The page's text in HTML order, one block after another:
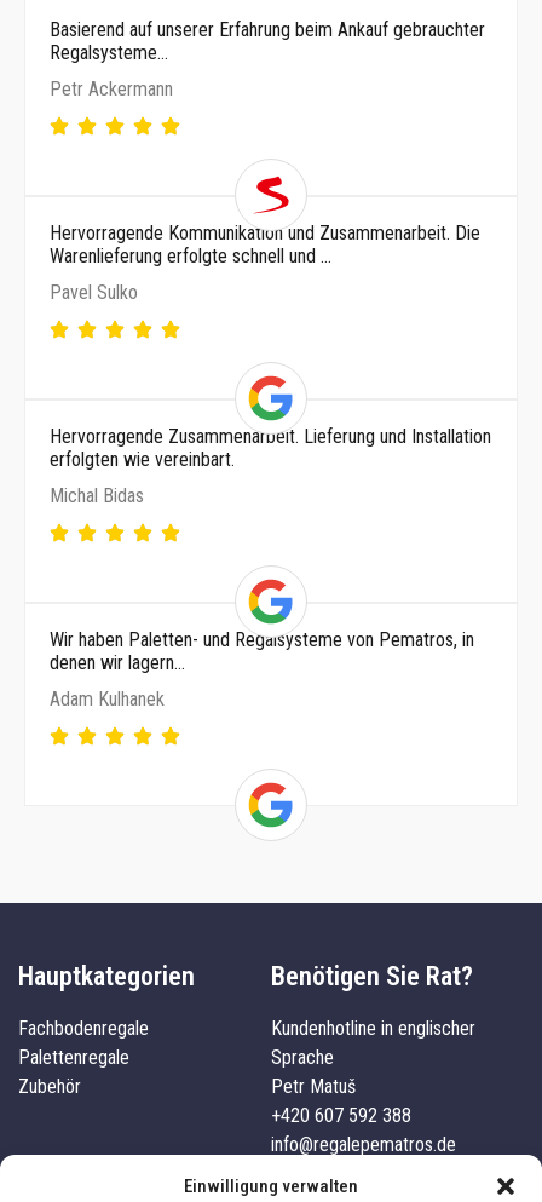
Einwilligung verwalten
Basierend auf unserer Erfahrung beim Ankauf gebrauchter
Regalsysteme…
Petr Ackermann
Hervorragende Kommunikation und Zusammenarbeit. Die
Warenlieferung erfolgte schnell und …
Pavel Sulko
Hervorragende Zusammenarbeit. Lieferung und Installation
erfolgten wie vereinbart.
Michal Bidas
Wir haben Paletten- und Regalsysteme von Pematros, in
denen wir lagern…
Adam Kulhanek
Hauptkategorien
Fachbodenregale
Palettenregale
Zubehör
Benötigen Sie Rat?
Kundenhotline in englischer
Sprache
Petr Matuš
+420 607 592 388
info@regalepematros.de
Unternehmensdetails Kundenservice